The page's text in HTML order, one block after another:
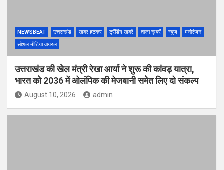
NEWSBEAT उत्तराखंड खबर हटकर ट्रेंडिंग खबरें ताज़ा ख़बरें न्यूज़
मनोरंजन
सोशल मीडिया वायरल
उत्तराखंड की खेल मंत्री रेखा आर्या ने शुरू की कांवड़ यात्रा,
भारत को 2036 में ओलंपिक की मेजबानी समेत लिए दो संकल्प
August 10, 2026 admin